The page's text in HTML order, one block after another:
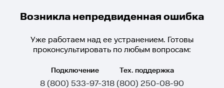
Возникла непредвиденная ошибка
Уже работаем над ее устранением. Готовы
проконсультировать по любым вопросам:
Подключение
8 (800) 533-97-31
Тех. поддержка
8 (800) 250-08-90